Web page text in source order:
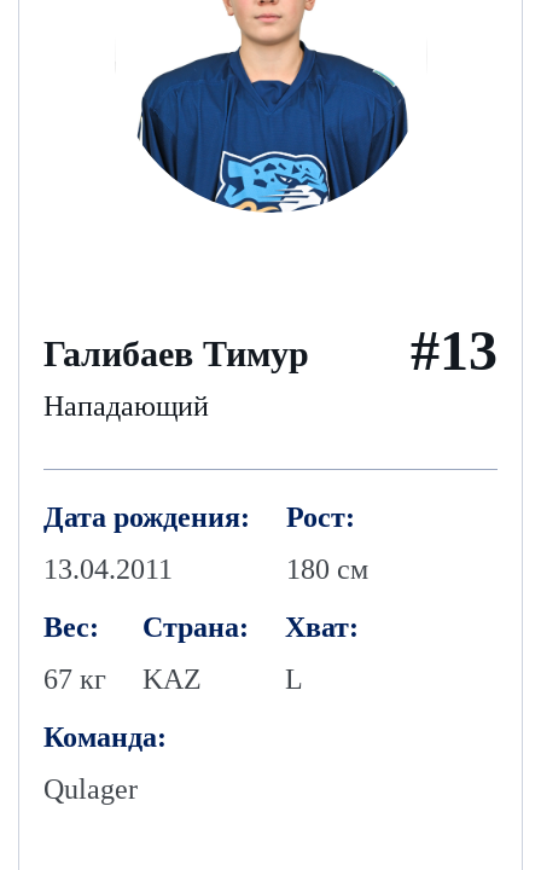
Галибаев Тимур
Нападающий
#13
Дата рождения:
13.04.2011
Рост:
180 см
Вес:
67 кг
Страна:
KAZ
Хват:
L
Команда:
Qulager